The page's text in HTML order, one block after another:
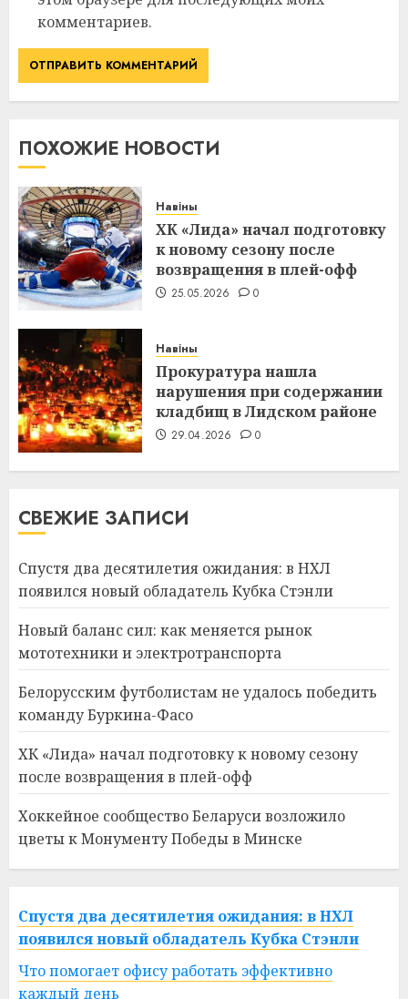
комментариев.
ПОХОЖИЕ НОВОСТИ
Навіны
ХК «Лида» начал подготовку
к новому сезону после
возвращения в плей-офф
25.05.2026 0
Навіны
Прокуратура нашла
нарушения при содержании
кладбищ в Лидском районе
29.04.2026 0
СВЕЖИЕ ЗАПИСИ
Спустя два десятилетия ожидания: в НХЛ
появился новый обладатель Кубка Стэнли
Новый баланс сил: как меняется рынок
мототехники и электротранспорта
Белорусским футболистам не удалось победить
команду Буркина-Фасо
ХК «Лида» начал подготовку к новому сезону
после возвращения в плей-офф
Хоккейное сообщество Беларуси возложило
цветы к Монументу Победы в Минске
Спустя два десятилетия ожидания: в НХЛ
появился новый обладатель Кубка Стэнли
Что помогает офису работать эффективно
каждый день